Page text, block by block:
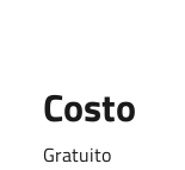
Costo
Gratuito